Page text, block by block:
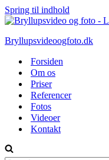
Spring til indhold
Bryllupsvideoogfoto.dk
Forsiden
Om os
Priser
Referencer
Fotos
Videoer
Kontakt